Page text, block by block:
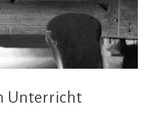
Unterricht